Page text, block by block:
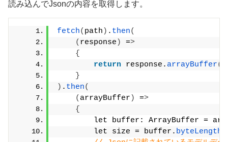
読み込んでJsonの内容を取得します。
fetch( path ) . then(
( response ) =>
{
return response. arrayBuffer()
}
) . then(
( arrayBuffer ) =>
{
let buffer: ArrayBuffer =
        let size = buffer.
byteLength